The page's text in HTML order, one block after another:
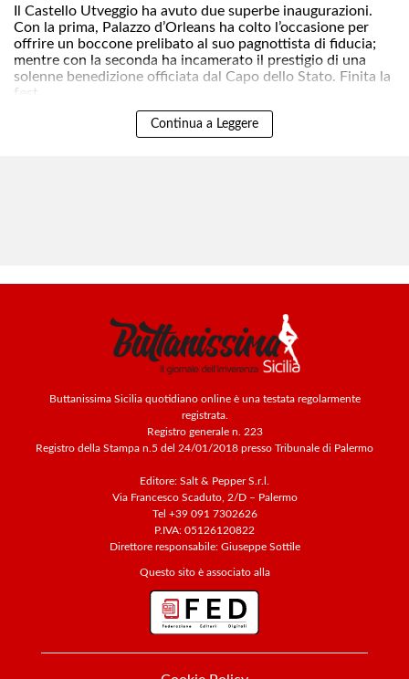
Il Castello Utveggio ha avuto due superbe inaugurazioni.
Con la prima, Palazzo d’Orleans ha colto l’occasione per
offrire un boccone prelibato al suo pagnottista di fiducia;
mentre con la seconda ha incamerato il prestigio di una
solenne benedizione officiata dal Capo dello Stato. Finita la
fest..
Continua a Leggere
Buttanissima Sicilia quotidiano online è una testata regolarmente
registrata.
Registro generale n. 223
Registro della Stampa n.5 del 24/01/2018 presso Tribunale di Palermo
Editore: Salt & Pepper S.r.l.
Via Francesco Scaduto, 2/D – Palermo
Tel +39 091 7302626
P.IVA: 05126120822
Direttore responsabile: Giuseppe Sottile
Questo sito è associato alla